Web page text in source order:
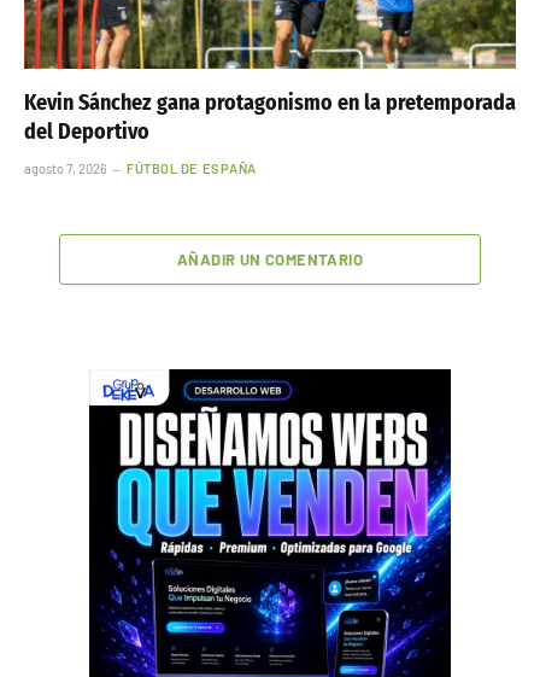
Kevin Sánchez gana protagonismo en la pretemporada
del Deportivo
agosto 7, 2026 FÚTBOL DE ESPAÑA
AÑADIR UN COMENTARIO